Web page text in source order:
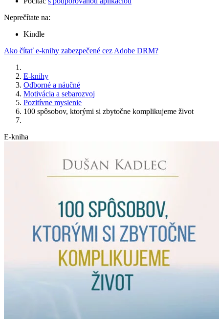
Neprečítate na:
Kindle
Ako čítať e-knihy zabezpečené cez Adobe DRM?
E-knihy
Odborné a náučné
Motivácia a sebarozvoj
Pozitívne myslenie
100 spôsobov, ktorými si zbytočne komplikujeme život
E-kniha